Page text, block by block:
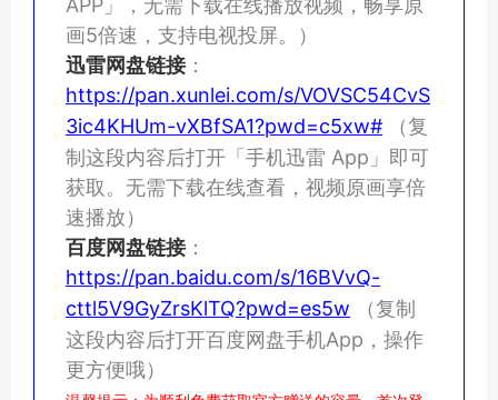
画5倍速，支持电视投屏。）
迅雷网盘链接：
https://pan.xunlei.com/s/VOVSC54CvS
3ic4KHUm-vXBfSA1?pwd=c5xw# （复
制这段内容后打开「手机迅雷 App」即可
获取。无需下载在线查看，视频原画享倍
速播放）
百度网盘链接：
https://pan.baidu.com/s/16BVvQ-
cttl5V9GyZrsKlTQ?pwd=es5w （复制
这段内容后打开百度网盘手机App，操作
更方便哦）